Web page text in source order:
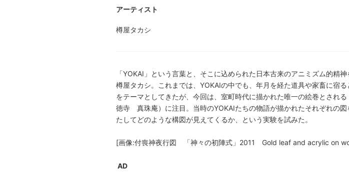
アーティスト
樽屋タカシ
「YOKAI」という言葉と、そこに込められた日本古来のアニミズム的精
樽屋タカシ。これまでは、YOKAIの中でも、年月を経た道具や家畜に宿
をテーマとしてきたが、今回は、室町時代に描かれた唯一の絵巻とされ
徳寺 真珠庵）に注目。当時のYOKAIたちの物語が描かれたそれぞれの
たしてどのような構図が見えてくるか、という実験を試みた。
[画像:付喪神夜行図 「神々の初陣式」2011 Gold leaf and acrylic on
AD